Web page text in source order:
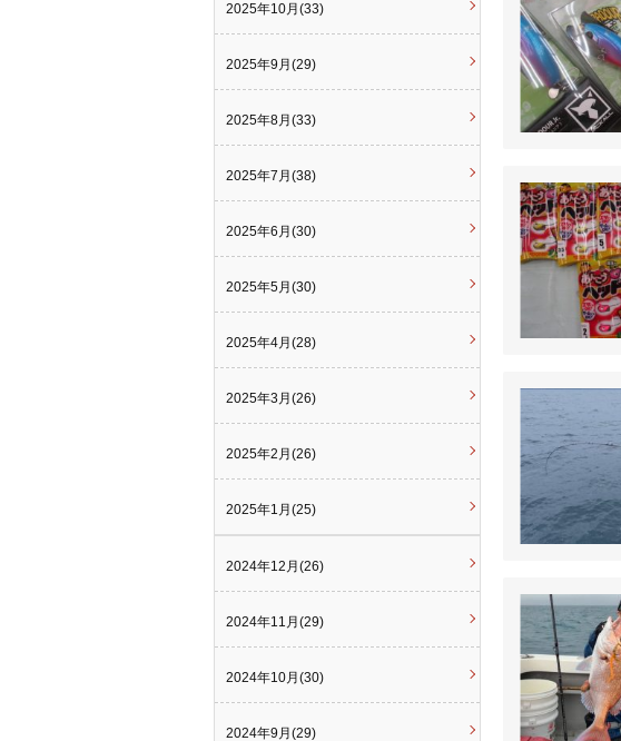
2025年10月(33)
2025年9月(29)
2025年8月(33)
2025年7月(38)
2025年6月(30)
2025年5月(30)
2025年4月(28)
2025年3月(26)
2025年2月(26)
2025年1月(25)
2024年12月(26)
2024年11月(29)
2024年10月(30)
2024年9月(29)